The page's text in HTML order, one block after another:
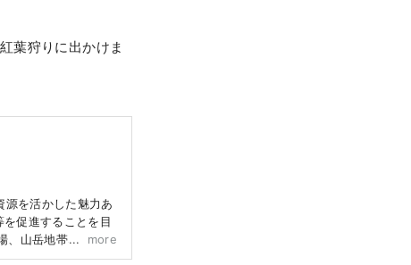
葉狩りに出かけま
を活かした魅力あ
促進することを目
、山岳地帯など、
、日帰り観光や週
more